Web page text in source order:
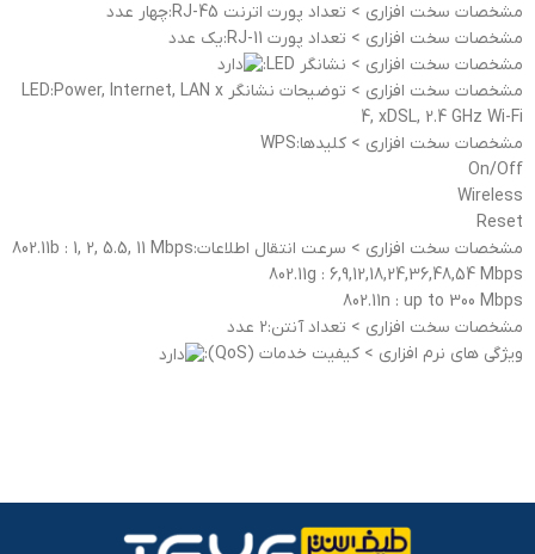
مشخصات سخت افزاری > تعداد پورت اترنت RJ-45:چهار عدد
مشخصات سخت افزاری > تعداد پورت RJ-11:یک عدد
مشخصات سخت افزاری > نشانگر LED:
مشخصات سخت افزاری > توضیحات نشانگر LED:Power, Internet, LAN x
4, xDSL, 2.4 GHz Wi-Fi
مشخصات سخت افزاری > کلیدها:WPS
On/Off
Wireless
Reset
مشخصات سخت افزاری > سرعت انتقال اطلاعات:802.11b : 1, 2, 5.5, 11 Mbps
802.11g : 6,9,12,18,24,36,48,54 Mbps
802.11n : up to 300 Mbps
مشخصات سخت افزاری > تعداد آنتن:2 عدد
ویژگی های نرم افزاری > کیفیت خدمات (QoS):